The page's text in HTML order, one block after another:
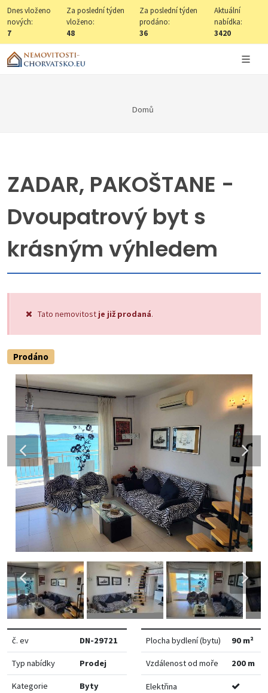
Dnes vloženo
nových:
7
Za poslední týden
vloženo:
48
Za poslední týden
prodáno:
36
Aktuální
nabídka:
3420
Domů
ZADAR, PAKOŠTANE -
Dvoupatrový byt s
krásným výhledem
Tato nemovitost je již prodaná.
Prodáno
č. ev DN-29721
Typ nabídky Prodej
Kategorie Byty
Plocha bydlení (bytu) 90 m²
Vzdálenost od moře 200 m
Elektřina